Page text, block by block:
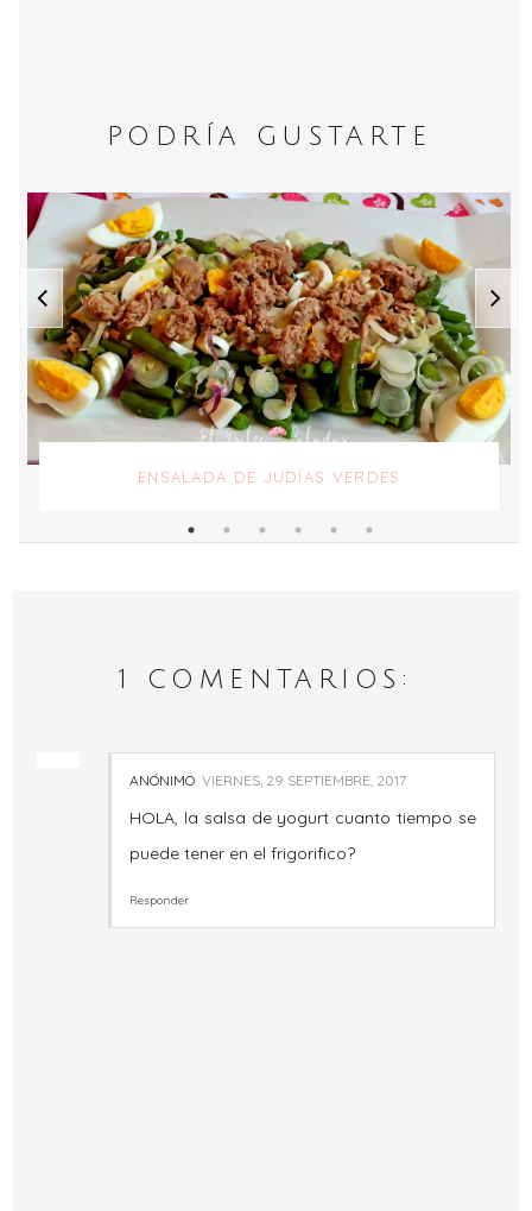
PODRÍA GUSTARTE
ENSALADA DE JUDÍAS VERDES
1 COMENTARIOS:
ANÓNIMO VIERNES, 29 SEPTIEMBRE, 2017
HOLA, la salsa de yogurt cuanto tiempo se
puede tener en el frigorifico?
Responder